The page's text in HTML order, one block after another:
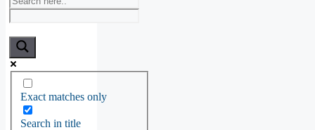
Exact matches only
Search in title